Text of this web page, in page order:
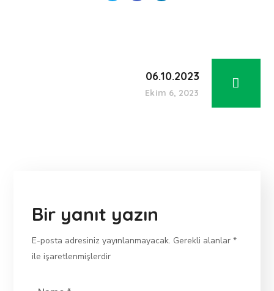
06.10.2023
Ekim 6, 2023
Bir yanıt yazın
E-posta adresiniz yayınlanmayacak. Gerekli alanlar*
ile işaretlenmişlerdir